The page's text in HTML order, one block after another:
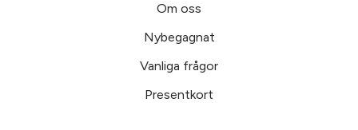
Om oss
Nybegagnat
Vanliga frågor
Presentkort